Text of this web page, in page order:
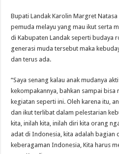
Bupati Landak Karolin Margret
pemuda melayu yang mau ikut serta
di Kabupaten Landak seperti budaya
generasi muda tersebut maka
dan terus ada.
“Saya senang kalau anak mudanya
kekompakannya, bahkan sampai
kegiatan seperti ini. Oleh karena itu,
dan ikut terlibat dalam pelestarian
kita, inilah kita, inilah diri kita orang
adat di Indonesia, kita adalah bagian
keberagaman Indonesia, Kita harus